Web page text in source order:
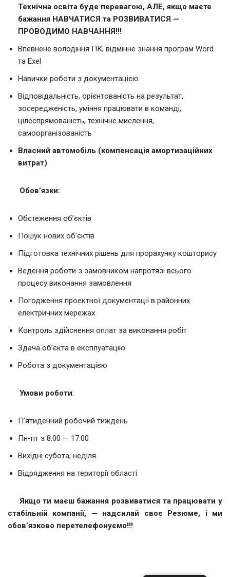
Технічна освіта буде перевагою, АЛЕ, якщо маєте
бажання НАВЧАТИСЯ та РОЗВИВАТИСЯ —
ПРОВОДИМО НАВЧАННЯ!!!
Впевнене володіння ПК, відмінне знання програм Word
та Exel
Навички роботи з документацією
Відповідальність, орієнтованість на результат,
зосередженість, уміння працювати в команді,
цілеспрямованість, технічне мислення,
самоорганізованість
Власний автомобіль (компенсація амортизаційних
витрат)
Обов’язки:
Обстеження об’єктів
Пошук нових об’єктів
Підготовка технічних рішень для прорахунку кошторису
Ведення роботи з замовником напротязі всього
процесу виконання замовлення
Погодження проектної документації в районних
електричних мережах
Контроль здійснення оплат за виконання робіт
Здача об’єкта в експлуатацію
Робота з документацією
Умови роботи:
П’ятиденний робочий тиждень
Пн-пт з 8.00 — 17.00
Вихідні субота, неділя
Відрядження на території області
Якщо ти маєш бажання розвиватися та працювати у
стабільній компанії, — надсилай своє Резюме, і ми
обов’язково перетелефонуємо!!!